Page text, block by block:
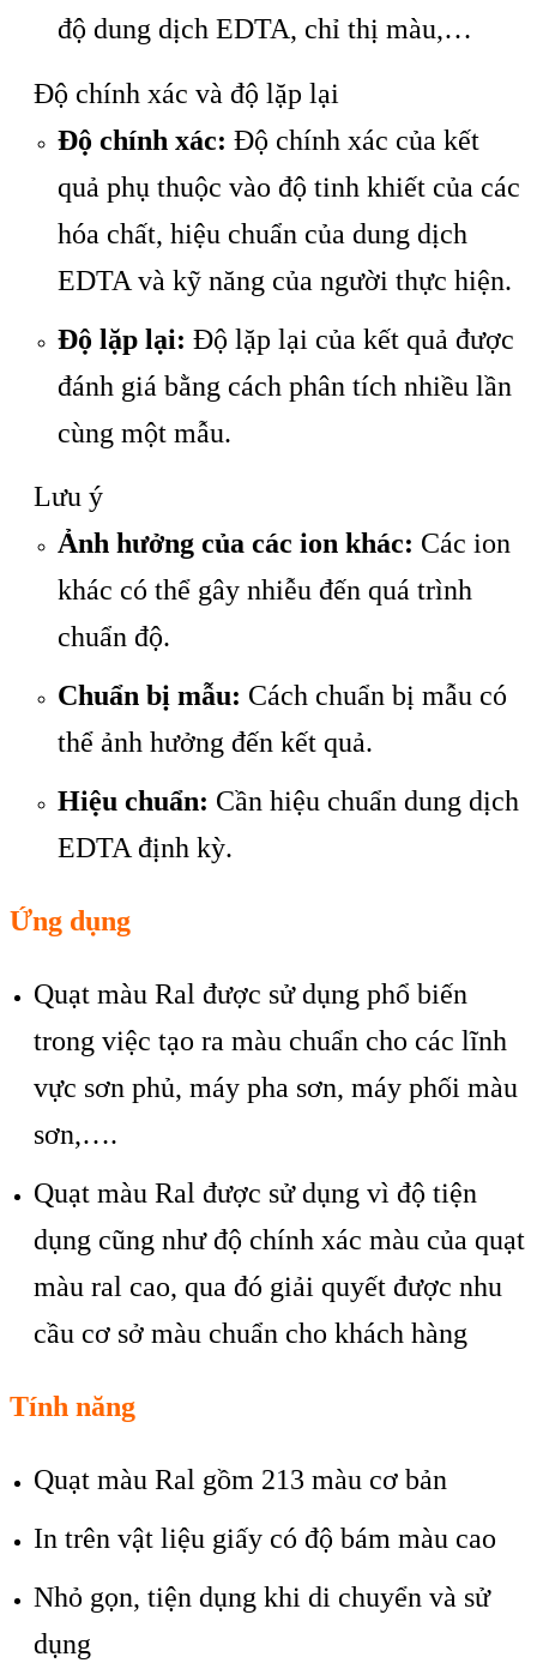
độ dung dịch EDTA, chỉ thị màu,…
Độ chính xác và độ lặp lại
Độ chính xác: Độ chính xác của kết
quả phụ thuộc vào độ tinh khiết của các
hóa chất, hiệu chuẩn của dung dịch
EDTA và kỹ năng của người thực hiện.
Độ lặp lại: Độ lặp lại của kết quả được
đánh giá bằng cách phân tích nhiều lần
cùng một mẫu.
Lưu ý
Ảnh hưởng của các ion khác: Các ion
khác có thể gây nhiễu đến quá trình
chuẩn độ.
Chuẩn bị mẫu: Cách chuẩn bị mẫu có
thể ảnh hưởng đến kết quả.
Hiệu chuẩn: Cần hiệu chuẩn dung dịch
EDTA định kỳ.
Ứng dụng
Quạt màu Ral được sử dụng phổ biến
trong việc tạo ra màu chuẩn cho các lĩnh
vực sơn phủ, máy pha sơn, máy phối màu
sơn,….
Quạt màu Ral được sử dụng vì độ tiện
dụng cũng như độ chính xác màu của quạt
màu ral cao, qua đó giải quyết được nhu
cầu cơ sở màu chuẩn cho khách hàng
Tính năng
Quạt màu Ral gồm 213 màu cơ bản
In trên vật liệu giấy có độ bám màu cao
Nhỏ gọn, tiện dụng khi di chuyển và sử
dụng